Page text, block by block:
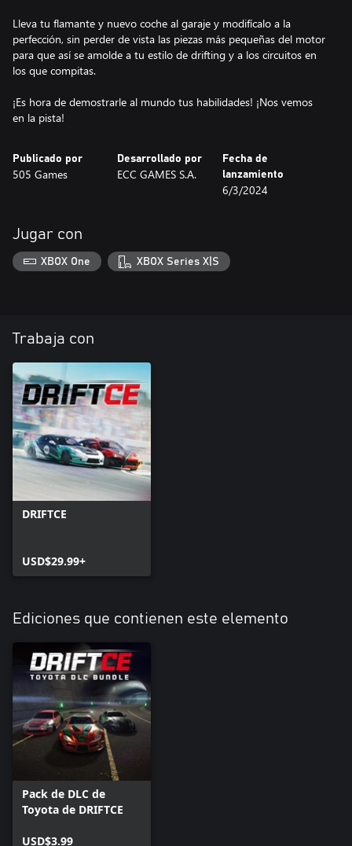
Lleva tu flamante y nuevo coche al garaje y modifícalo a la
perfección, sin perder de vista las piezas más pequeñas del motor
para que así se amolde a tu estilo de drifting y a los circuitos en
los que compitas.
¡Es hora de demostrarle al mundo tus habilidades! ¡Nos vemos
en la pista!
Publicado por
505 Games
Desarrollado por
ECC GAMES S.A.
Fecha de
lanzamiento
6/3/2024
Jugar con
XBOX One XBOX Series X|S
Trabaja con
DRIFTCE
USD$29.99+
Ediciones que contienen este elemento
Pack de DLC de
Toyota de DRIFTCE
USD$3.99